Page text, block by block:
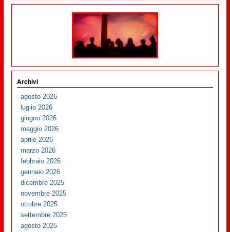
Archivi
agosto 2026
luglio 2026
giugno 2026
maggio 2026
aprile 2026
marzo 2026
febbraio 2026
gennaio 2026
dicembre 2025
novembre 2025
ottobre 2025
settembre 2025
agosto 2025